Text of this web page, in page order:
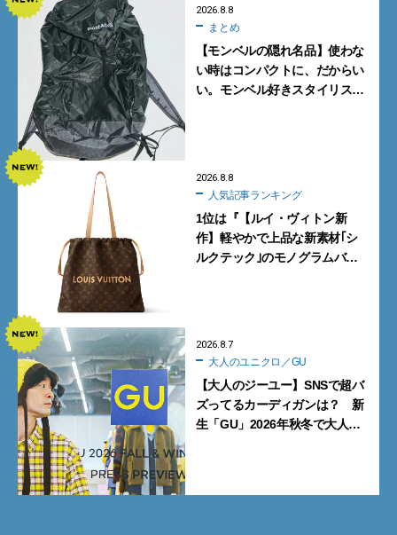
2026.8.8
まとめ
【モンベルの隠れ名品】使わな
い時はコンパクトに、だからい
い。モンベル好きスタイリスト
2026.8.8
人気記事ランキング
1位は『【ルイ・ヴィトン新
作】軽やかで上品な新素材｢シ
ルクテック｣のモノグラムバッ
2026.8.7
大人のユニクロ／GU
【大人のジーユー】SNSで超バ
ズってるカーディガンは？ 新
生「GU」2026年秋冬で大人メ